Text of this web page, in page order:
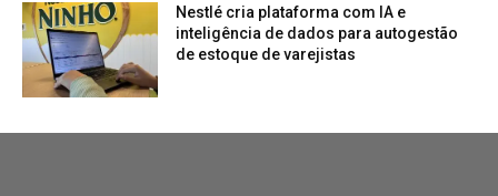
Nestlé cria plataforma com IA e
inteligência de dados para autogestão
de estoque de varejistas